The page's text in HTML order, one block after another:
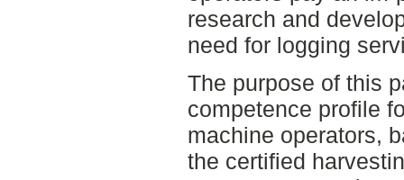
research and
need for logging
The purpose of this
competence profile
machine operators,
the certified